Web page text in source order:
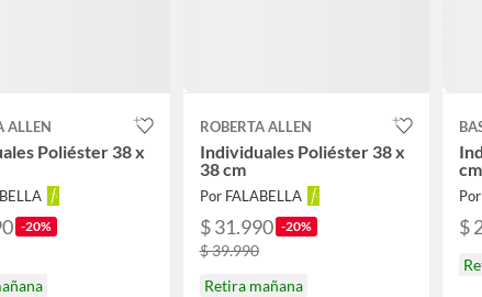
ALLEN
Poliéster 38 x
-20%
ROBERTA ALLEN
Individuales Poliéster 38 x
38 cm
Por FALABELLA
$ 31.990 -20%
$ 39.990
Retira mañana
cm
$